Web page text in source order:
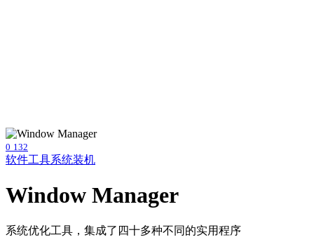
0 132
软件工具系统装机
Window Manager
系统优化工具，集成了四十多种不同的实用程序